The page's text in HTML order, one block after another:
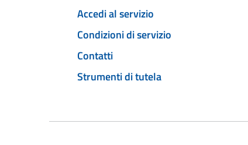
Accedi al servizio
Condizioni di servizio
Contatti
Strumenti di tutela